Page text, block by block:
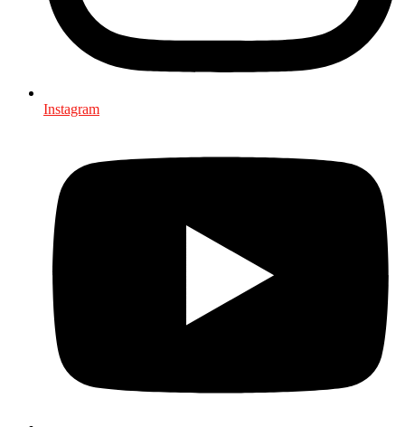
Instagram